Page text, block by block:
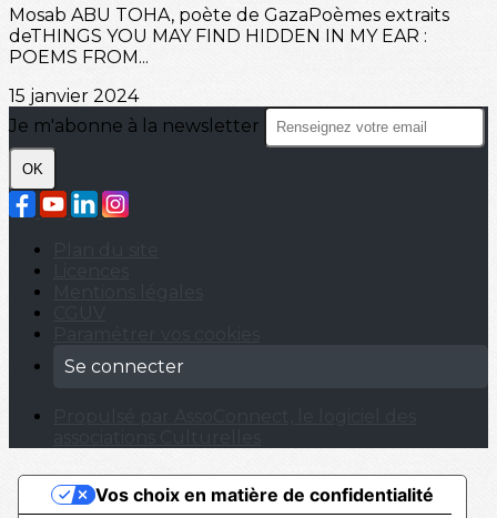
Mosab ABU TOHA, poète de GazaPoèmes extraits
deTHINGS YOU MAY FIND HIDDEN IN MY EAR :
POEMS FROM...
15 janvier 2024
Je m'abonne à la newsletter
OK
Se connecter
Vos choix en matière de confidentialité